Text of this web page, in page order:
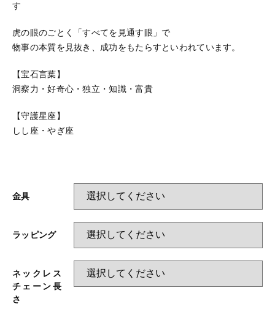
す
虎の眼のごとく「すべてを見通す眼」で
物事の本質を見抜き、成功をもたらすといわれています。
【宝石言葉】
洞察力・好奇心・独立・知識・富貴
【守護星座】
しし座・やぎ座
金具
ラッピング
ネックレス
チェーン長
さ